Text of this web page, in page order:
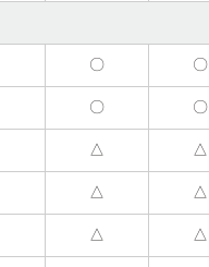
〇 〇
〇 〇
△ △
△ △
△ △